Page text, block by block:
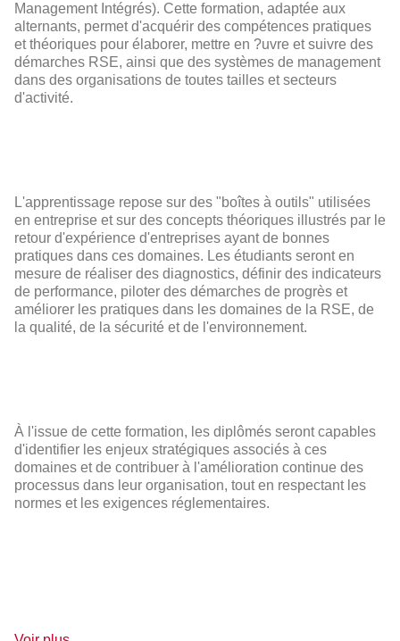
Management Intégrés). Cette formation, adaptée aux
alternants, permet d'acquérir des compétences pratiques
et théoriques pour élaborer, mettre en ?uvre et suivre des
démarches RSE, ainsi que des systèmes de management
dans des organisations de toutes tailles et secteurs
d'activité.
L'apprentissage repose sur des "boîtes à outils" utilisées
en entreprise et sur des concepts théoriques illustrés par le
retour d'expérience d'entreprises ayant de bonnes
pratiques dans ces domaines. Les étudiants seront en
mesure de réaliser des diagnostics, définir des indicateurs
de performance, piloter des démarches de progrès et
améliorer les pratiques dans les domaines de la RSE, de
la qualité, de la sécurité et de l'environnement.
À l'issue de cette formation, les diplômés seront capables
d'identifier les enjeux stratégiques associés à ces
domaines et de contribuer à l'amélioration continue des
processus dans leur organisation, tout en respectant les
normes et les exigences réglementaires.